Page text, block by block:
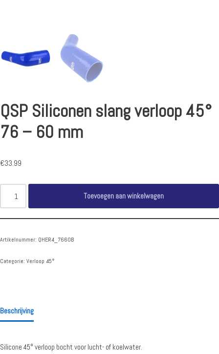
QSP Siliconen slang verloop 45°
76 – 60 mm
€33.99
Toevoegen aan winkelwagen
Artikelnummer: QHER4_7660B
Categorie: Verloop 45°
Beschrijving
Silicone 45° verloop bocht voor lucht- of koelwater.